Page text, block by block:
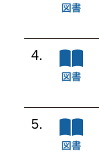
4.
5.